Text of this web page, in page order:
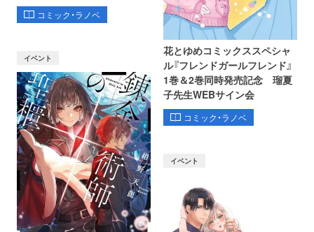
コミック・ラノベ
花とゆめコミックススペシャ
ル『フレンドガールフレンド』
1巻＆2巻同時発売記念 瑠夏
子先生WEBサイン会
コミック・ラノベ
イベント
イベント